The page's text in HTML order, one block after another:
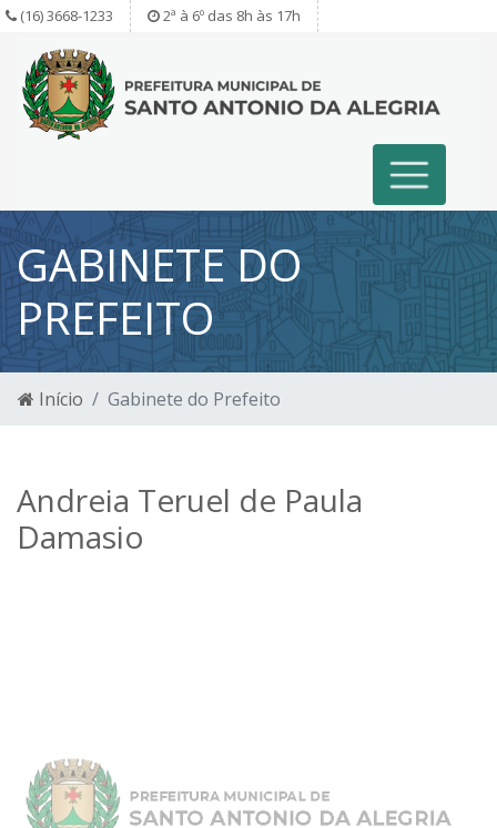
(16) 3668-1233 2ª à 6º das 8h às 17h
GABINETE DO
PREFEITO
Início Gabinete do Prefeito
Andreia Teruel de Paula
Damasio